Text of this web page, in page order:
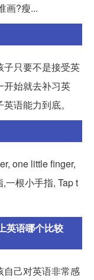
画?瘦...
子只要不是接受英
开始就去补习英
语能力到底。
one little finger,
一根小手指, Tap t
英语哪个比较
自己对英语非常感